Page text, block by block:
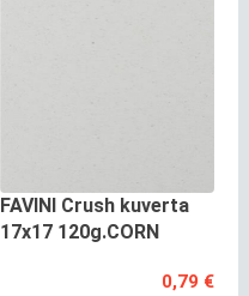
FAVINI Crush kuverta
17x17 120g.CORN
0,79 €